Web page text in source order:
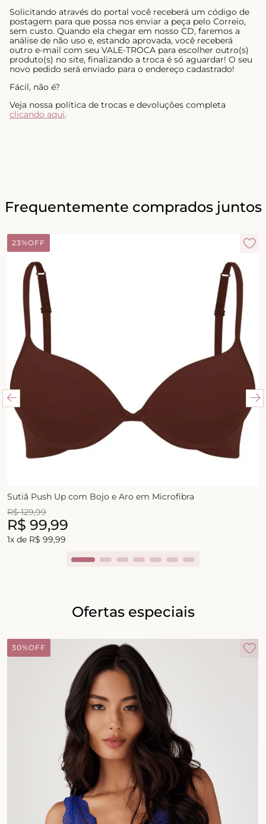
Solicitando através do portal você receberá um código de
postagem para que possa nos enviar a peça pelo Correio,
sem custo. Quando ela chegar em nosso CD, faremos a
análise de não uso e, estando aprovada, você receberá
outro e-mail com seu VALE-TROCA para escolher outro(s)
produto(s) no site, finalizando a troca é só aguardar! O seu
novo pedido será enviado para o endereço cadastrado!
Fácil, não é?
Veja nossa política de trocas e devoluções completa
clicando aqui.
Frequentemente comprados juntos
23%OFF
Sutiã Push Up com Bojo e Aro em Microfibra
R$ 129,99
R$ 99,99
1x de R$ 99,99
Ofertas especiais
30%OFF